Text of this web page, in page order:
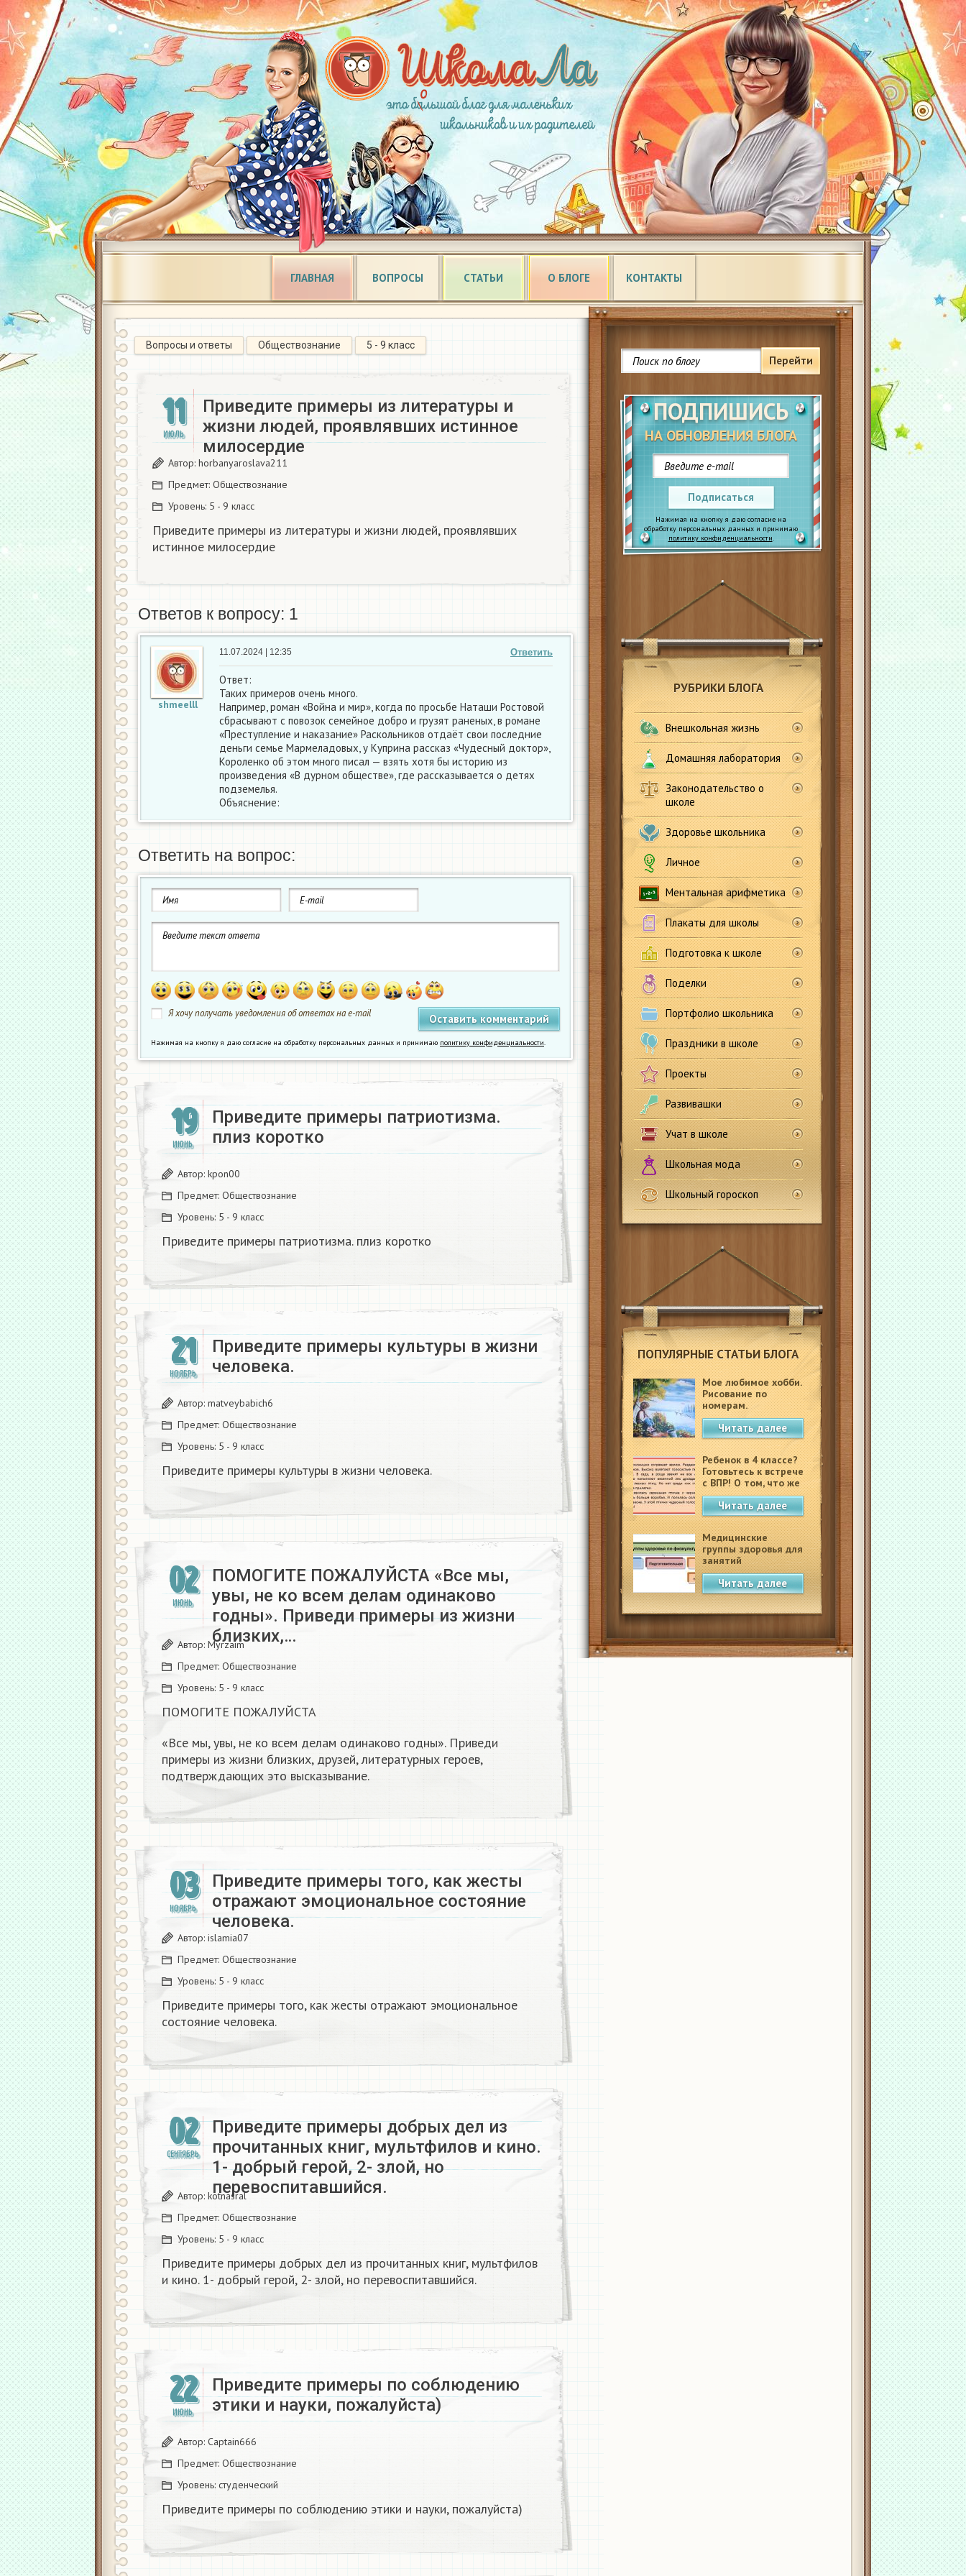
ГЛАВНАЯ ВОПРОСЫ СТАТЬИ О БЛОГЕ КОНТАКТЫ
Перейти
ПОДПИШИСЬ
НА ОБНОВЛЕНИЯ БЛОГА
Подписаться
Нажимая на кнопку я даю согласие на
обработку персональных данных и принимаю
политику конфиденциальности.
РУБРИКИ БЛОГА
Внешкольная жизнь
Домашняя лаборатория
Законодательство о
школе
Здоровье школьника
Личное
Ментальная арифметика
Плакаты для школы
Подготовка к школе
Поделки
Портфолио школьника
Праздники в школе
Проекты
Развивашки
Учат в школе
Школьная мода
Школьный гороскоп
ПОПУЛЯРНЫЕ СТАТЬИ БЛОГА
Мое любимое хобби.
Рисование по
номерам.
Читать далее
Ребенок в 4 классе?
Готовьтесь к встрече
с ВПР! О том, что же
это такое.
Читать далее
Медицинские
группы здоровья для
занятий
физкультурой в
школеЧитать далее
Вопросы и ответы Обществознание 5 - 9 класс
11
ИЮЛЬ
Приведите примеры из литературы и
жизни людей, проявлявших истинное
милосердие
Автор: horbanyaroslava211
Предмет: Обществознание
Уровень: 5 - 9 класс
Приведите примеры из литературы и жизни людей, проявлявших
истинное милосердие
Ответов к вопросу: 1
shmeelll
Ответить
11.07.2024 | 12:35
Ответ:
Таких примеров очень много.
Например, роман «Война и мир», когда по просьбе Наташи Ростовой
сбрасывают с повозок семейное добро и грузят раненых, в романе
«Преступление и наказание» Раскольников отдаёт свои последние
деньги семье Мармеладовых, у Куприна рассказ «Чудесный доктор»,
Короленко об этом много писал — взять хотя бы историю из
произведения «В дурном обществе», где рассказывается о детях
подземелья.
Объяснение:
Ответить на вопрос:
Я хочу получать уведомления об ответах на e-mail
Нажимая на кнопку я даю согласие на обработку персональных данных и принимаю политику конфиденциальности.
19
ИЮНЬ
Приведите примеры патриотизма.
плиз коротко
Автор: kpon00
Предмет: Обществознание
Уровень: 5 - 9 класс
Приведите примеры патриотизма. плиз коротко
21
НОЯБРЬ
Приведите примеры культуры в жизни
человека.
Автор: matveybabich6
Предмет: Обществознание
Уровень: 5 - 9 класс
Приведите примеры культуры в жизни человека.
02
ИЮНЬ
ПОМОГИТЕ ПОЖАЛУЙСТА «Все мы,
увы, не ко всем делам одинаково
годны». Приведи примеры из жизни
близких,…
Автор: Myrzaim
Предмет: Обществознание
Уровень: 5 - 9 класс
ПОМОГИТЕ ПОЖАЛУЙСТА
«Все мы, увы, не ко всем делам одинаково годны». Приведи
примеры из жизни близких, друзей, литературных героев,
подтверждающих это высказывание.
03
НОЯБРЬ
Приведите примеры того, как жесты
отражают эмоциональное состояние
человека.
Автор: islamia07
Предмет: Обществознание
Уровень: 5 - 9 класс
Приведите примеры того, как жесты отражают эмоциональное
состояние человека.
02
СЕНТЯБРЬ
Приведите примеры добрых дел из
прочитанных книг, мультфилов и кино.
1- добрый герой, 2- злой, но
перевоспитавшийся.
Автор: kotnasral
Предмет: Обществознание
Уровень: 5 - 9 класс
Приведите примеры добрых дел из прочитанных книг, мультфилов
и кино. 1- добрый герой, 2- злой, но перевоспитавшийся.
22
ИЮНЬ
Приведите примеры по соблюдению
этики и науки, пожалуйста)
Автор: Captain666
Предмет: Обществознание
Уровень: студенческий
Приведите примеры по соблюдению этики и науки, пожалуйста)